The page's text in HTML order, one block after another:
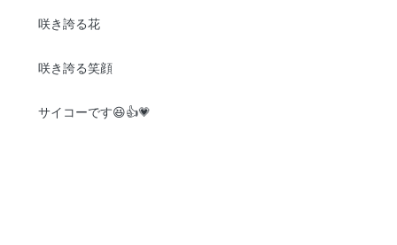
咲き誇る花
咲き誇る笑顔
サイコーです😆👍💗